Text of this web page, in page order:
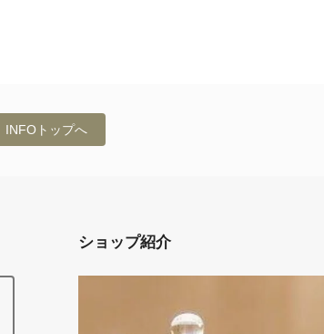
INFOトップへ
ショップ紹介